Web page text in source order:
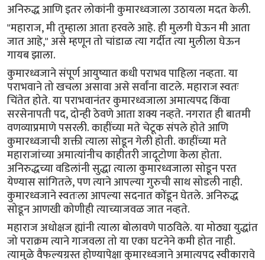
अनिरुद्ध आणि इतर लोकांनी कुमारध्वजाला उठायला मदत केली.
"महाराज, मी तुम्हाला आता हरवले आहे. ही मुलगी घेऊन मी आता
जात आहे," असे म्हणून तो चांडाळ त्या गर्दीत त्या मुलीला घेऊन
गायब झाला.
कुमारध्वजाने संपूर्ण आयुष्यात कधी पराभव पाहिला नव्हता. या
पराभवाने तो खचला असावा असे सर्वांना वाटले. महाराज स्वतः
चिंतेत होते. या पराभवानंतर कुमारध्वजाला अमात्यपद किंवा
सरसेनापती पद, दोन्ही ठेवणे आता शक्य नव्हते. नगरात ही बातमी
वणव्याप्रमाणे पसरली. काहींच्या मते चेटूक संपले होते आणि
कुमारध्वजाची शक्ती त्याला सोडून गेली होती. काहींच्या मते
महाराजांच्या अमात्यांनीच काहीतरी जादूटोणा केला होता.
अनिरुद्धच्या वडिलांनी सुद्धा त्याला कुमारध्वजाला सोडून परत
येण्यास सांगितले, पण त्याने आपल्या गुरुची साथ सोडली नाही.
कुमारध्वजाने स्वतःला आपल्या सदनात कोंडून घेतले. अनिरुद्ध
सोडून आणखी कोणीही त्याच्याजवळ जात नव्हते.
महाराज अधोक्षज ह्यांनी त्याला बोलावणे पाठविले. या मोठ्या युद्धांत
जो पराक्रम त्याने गाजवला तो या एका घटनेने कमी होत नाही.
त्यामुळे वैफल्यग्रस्त होण्यापेक्षा कुमारध्वजाने अमात्यपद स्वीकारावे